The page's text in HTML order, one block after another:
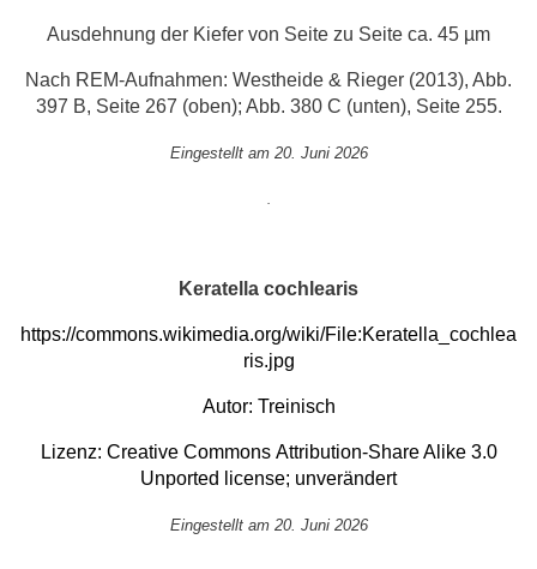
Ausdehnung der Kiefer von Seite zu Seite ca. 45 µm
Nach REM-Aufnahmen: Westheide & Rieger (2013), Abb.
397 B, Seite 267 (oben); Abb. 380 C (unten), Seite 255.
Eingestellt am 20. Juni 2026
Keratella cochlearis
https://commons.wikimedia.org/wiki/File:Keratella_cochlea
ris.jpg
Autor: Treinisch
Lizenz: Creative Commons Attribution-Share Alike 3.0
Unported
license; unverändert
Eingestellt am 20. Juni 2026